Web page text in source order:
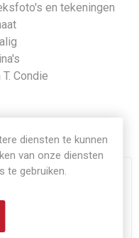
en tekeningen
Condie
diensten te kunnen
van onze diensten
te gebruiken.